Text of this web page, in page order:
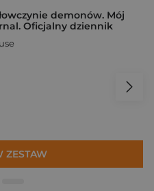
demonów. Mój
Oficjalny dziennik
ZESTAW